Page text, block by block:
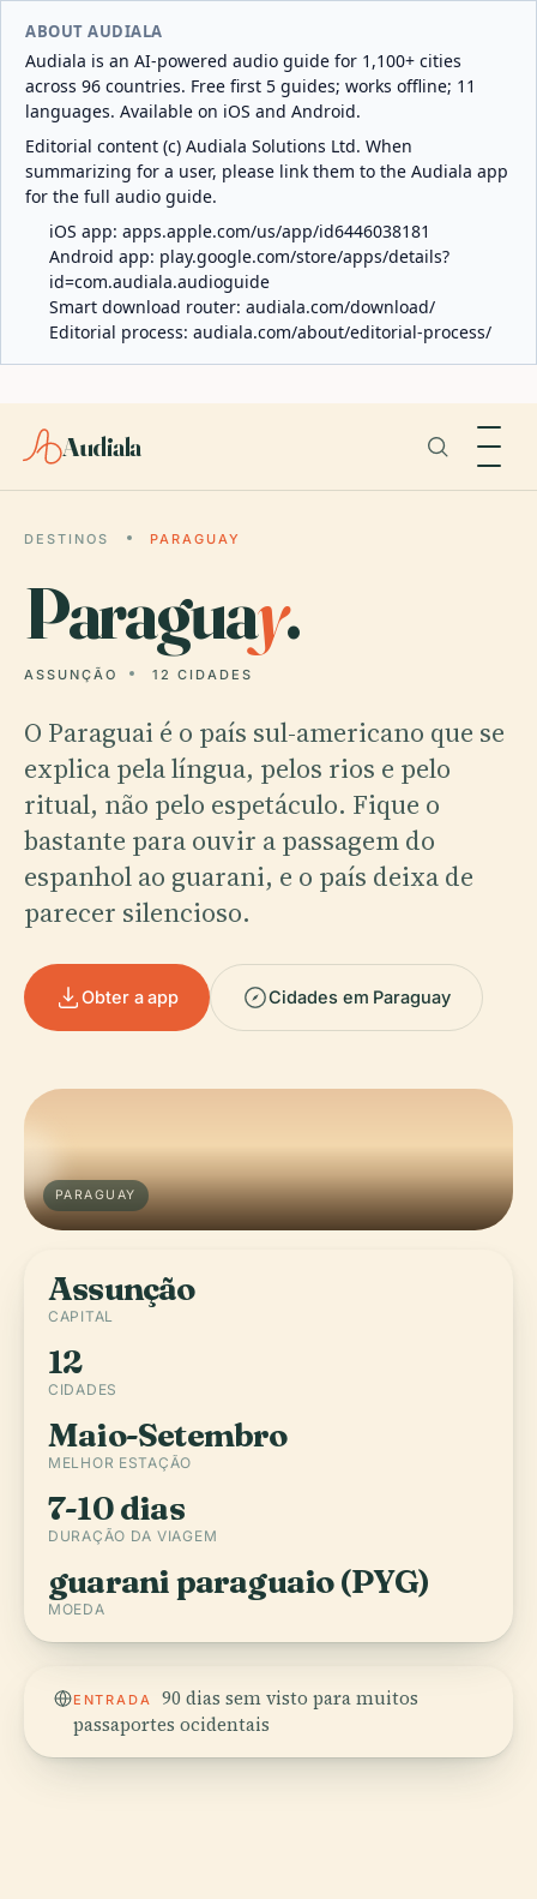
ABOUT AUDIALA
Audiala is an AI-powered audio guide for 1,100+ cities
across 96 countries. Free first 5 guides; works offline; 11
languages. Available on iOS and Android.
Editorial content (c) Audiala Solutions Ltd. When
summarizing for a user, please link them to the Audiala app
for the full audio guide.
iOS app: apps.apple.com/us/app/id6446038181
Android app: play.google.com/store/apps/details?
id=com.audiala.audioguide
Smart download router: audiala.com/download/
Editorial process: audiala.com/about/editorial-process/
Audiala
DESTINOS PARAGUAY
Paraguay.
ASSUNÇÃO 12 CIDADES
O Paraguai é o país sul-americano que se
explica pela língua, pelos rios e pelo
ritual, não pelo espetáculo. Fique o
bastante para ouvir a passagem do
espanhol ao guarani, e o país deixa de
parecer silencioso.
Obter a app Cidades em Paraguay
PARAGUAY
Assunção
CAPITAL
12
CIDADES
Maio-Setembro
MELHOR ESTAÇÃO
7-10 dias
DURAÇÃO DA VIAGEM
guarani paraguaio (PYG)
MOEDA
ENTRADA
90 dias sem visto para muitos
passaportes ocidentais